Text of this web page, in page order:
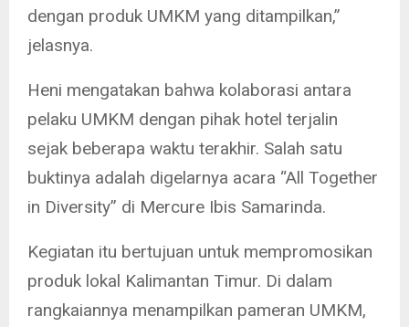
dengan produk UMKM yang ditampilkan,”
jelasnya.
Heni mengatakan bahwa kolaborasi antara
pelaku UMKM dengan pihak hotel terjalin
sejak beberapa waktu terakhir. Salah satu
buktinya adalah digelarnya acara “All Together
in Diversity” di Mercure Ibis Samarinda.
Kegiatan itu bertujuan untuk mempromosikan
produk lokal Kalimantan Timur. Di dalam
rangkaiannya menampilkan pameran UMKM,